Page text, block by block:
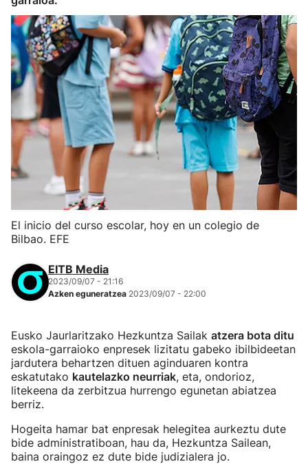
El inicio del curso escolar, hoy en un colegio de
Bilbao. EFE
EITB Media
2023/09/07 - 21:16
Azken eguneratzea 2023/09/07 - 22:00
Eusko Jaurlaritzako Hezkuntza Sailak atzera bota ditu
eskola-garraioko enpresek lizitatu gabeko ibilbideetan
jardutera behartzen dituen aginduaren kontra
eskatutako kautelazko neurriak, eta, ondorioz,
litekeena da zerbitzua hurrengo egunetan abiatzea
berriz.
Hogeita hamar bat enpresak helegitea aurkeztu dute
bide administratiboan, hau da, Hezkuntza Sailean,
baina oraingoz ez dute bide judizialera jo.